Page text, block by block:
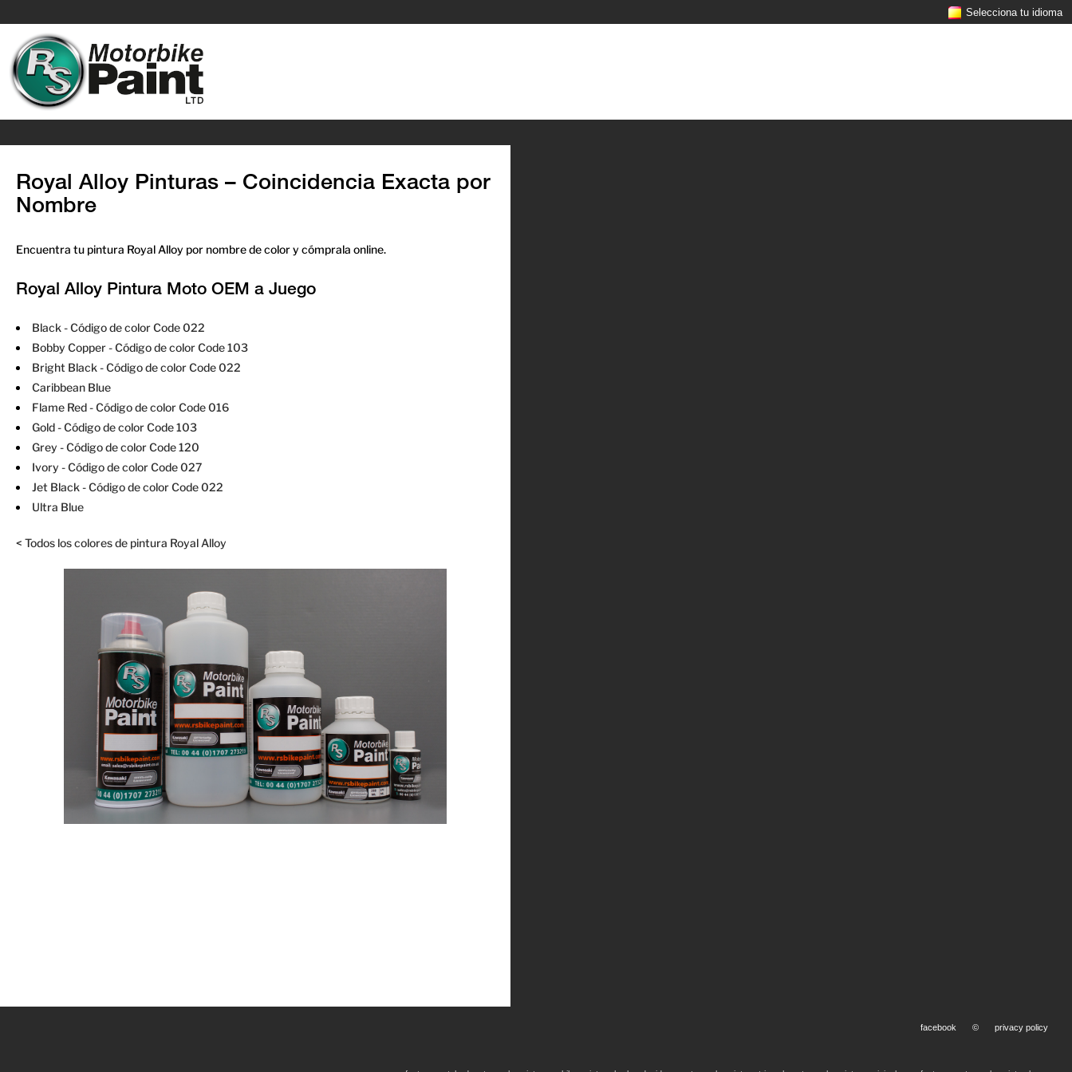
Selecciona tu idioma
Royal Alloy Pinturas – Coincidencia Exacta por
Nombre
Encuentra tu pintura Royal Alloy por nombre de color y cómprala online.
Royal Alloy Pintura Moto OEM a Juego
Black- Código de color Code 022
Bobby Copper- Código de color Code 103
Bright Black- Código de color Code 022
Caribbean Blue
Flame Red- Código de color Code 016
Gold- Código de color Code 103
Grey - Código de color Code 120
Ivory - Código de color Code 027
Jet Black- Código de color Code 022
Ultra Blue
< Todos los colores de pintura Royal Alloy
facebook © privacy policy